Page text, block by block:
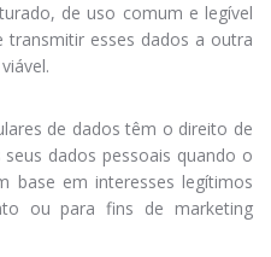
de uso comum e legível
esses dados a outra
de dados têm o direito de
dados pessoais quando o
base em interesses legítimos
ou para fins de marketing